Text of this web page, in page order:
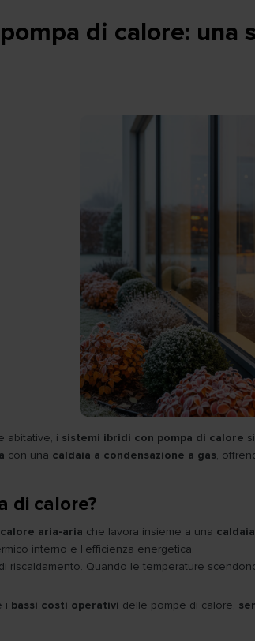
di calore:
abitative, i sistemi ibridi con pompa di calore
con una caldaia a condensazione a gas,
di calore?
aria-aria che lavora insieme a una
interno e l’efficienza energetica.
riscaldamento. Quando le temperature
i bassi costi operativi delle pompe di calore,